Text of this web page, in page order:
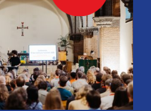
staat van ons vak.